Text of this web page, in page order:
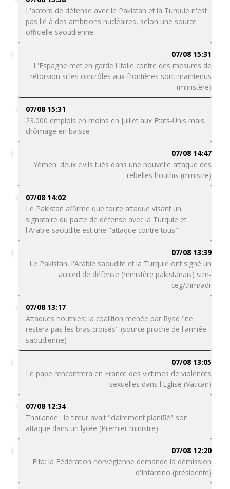
L'accord de défense avec le Pakistan et la Turquie n'est
pas lié à des ambitions nucléaires, selon une source
officielle saoudienne
07/08 15:31
L'Espagne met en garde l'Italie contre des mesures de
rétorsion si les contrôles aux frontières sont maintenus
(ministère)
07/08 15:31
23.000 emplois en moins en juillet aux Etats-Unis mais
chômage en baisse
07/08 14:47
Yémen: deux civils tués dans une nouvelle attaque des
rebelles houthis (ministre)
07/08 14:02
Le Pakistan affirme que toute attaque visant un
signataire du pacte de défense avec la Turquie et
l'Arabie saoudite est une "attaque contre tous"
07/08 13:39
Le Pakistan, l'Arabie saoudite et la Turquie ont signé un
accord de défense (ministère pakistanais) stm-
ceg/thm/adr
07/08 13:17
Attaques houthies: la coalition menée par Ryad "ne
restera pas les bras croisés" (source proche de l'armée
saoudienne)
07/08 13:05
Le pape rencontrera en France des victimes de violences
sexuelles dans l'Eglise (Vatican)
07/08 12:34
Thaïlande : le tireur avait "clairement planifié" son
attaque dans un lycée (Premier ministre)
07/08 12:20
Fifa: la Fédération norvégienne demande la démission
d'Infantino (présidente)